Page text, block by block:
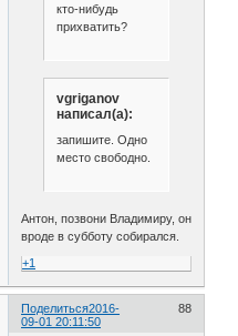
кто-нибудь
прихватить?
vgriganov
написал(а):
запишите. Одно
место свободно.
Антон, позвони Владимиру, он
вроде в субботу собирался.
+1
Поделиться 88
2016-
09-01 20:11:50